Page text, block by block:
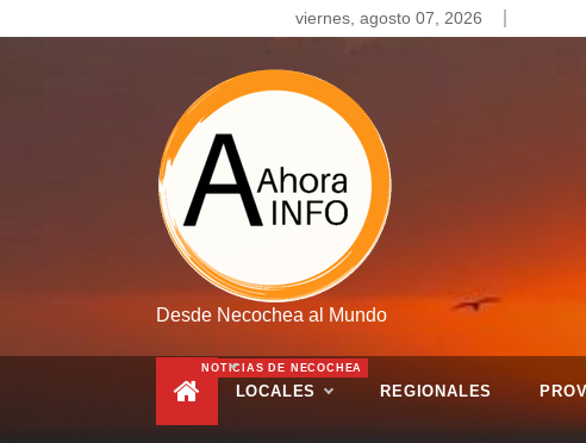
to
viernes, agosto 07, 2026
Desde Necochea al Mundo
LOCALES
NOTICIAS DE NECOCHEA
REGIONALES